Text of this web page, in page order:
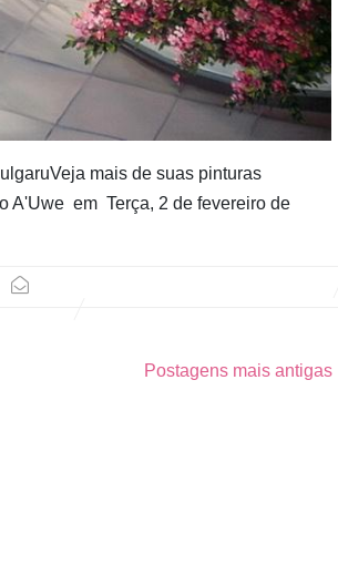
Cubo ao
Quadrado
mais de suas pinturas
A'Uwe em Terça, 2 de fevereiro de
Postagens mais antigas